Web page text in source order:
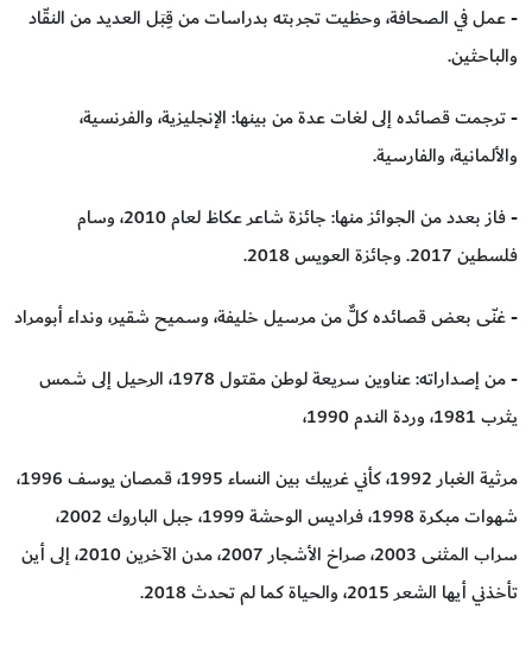
- عمل في الصحافة، وحظيت تجربته بدراسات من قِبَل العديد من النقّاد
والباحثين.
- ترجمت قصائده إلى لغات عدة من بينها: الإنجليزية، والفرنسية،
والألمانية، والفارسية.
- فاز بعدد من الجوائز منها: جائزة شاعر عكاظ لعام 2010، وسام
فلسطين 2017. وجائزة العويس 2018.
- غنّى بعض قصائده كلٌّ من مرسيل خليفة، وسميح شقير، ونداء أبومراد
- من إصداراته: عناوين سريعة لوطن مقتول 1978، الرحيل إلى شمس
يثرب 1981، وردة الندم 1990،
مرثية الغبار 1992، كأني غريبك بين النساء 1995، قمصان يوسف 1996،
شهوات مبكرة 1998، فراديس الوحشة 1999، جبل الباروك 2002،
سراب المثنى 2003، صراخ الأشجار 2007، مدن الآخرين 2010، إلى أين
تأخذني أيها الشعر 2015، والحياة كما لم تحدث 2018.